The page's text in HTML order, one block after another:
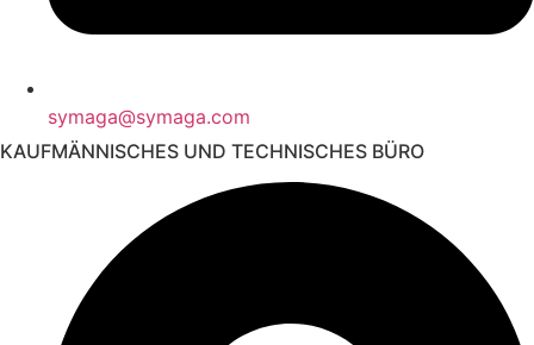
symaga@symaga.com
KAUFMÄNNISCHES UND TECHNISCHES BÜRO